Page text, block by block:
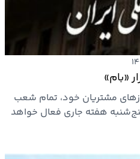
«بام»
مشتریان خود، تمام شعب
هفته جاری فعال خواهد